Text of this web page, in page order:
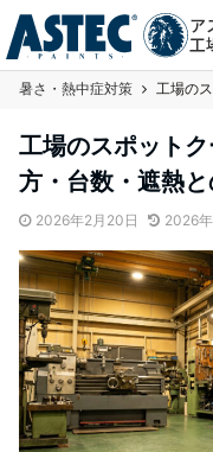
ア
工
暑さ・熱中症対策
工場のスポット
方・台数・遮熱
2026年2月20日 2026